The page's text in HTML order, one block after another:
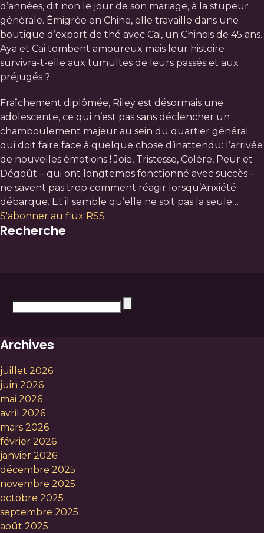
d’années, dit non le jour de son mariage, à la stupeur
générale. Émigrée en Chine, elle travaille dans une
boutique d’export de thé avec Cai, un Chinois de 45 ans.
Aya et Cai tombent amoureux mais leur histoire
survivra-t-elle aux tumultes de leurs passés et aux
préjugés ?
Fraîchement diplômée, Riley est désormais une
adolescente, ce qui n’est pas sans déclencher un
chamboulement majeur au sein du quartier général
qui doit faire face à quelque chose d’inattendu: l’arrivée
de nouvelles émotions ! Joie, Tristesse, Colère, Peur et
Dégoût – qui ont longtemps fonctionné avec succès –
ne savent pas trop comment réagir lorsqu’Anxiété
débarque. Et il semble qu’elle ne soit pas la seule…
S'abonner au flux RSS
Recherche
Archives
juillet 2026
juin 2026
mai 2026
avril 2026
mars 2026
février 2026
janvier 2026
décembre 2025
novembre 2025
octobre 2025
septembre 2025
août 2025